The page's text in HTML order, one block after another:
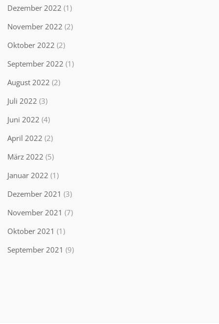
Dezember 2022 (1)
November 2022 (2)
Oktober 2022 (2)
September 2022 (1)
August 2022 (2)
Juli 2022 (3)
Juni 2022 (4)
April 2022 (2)
März 2022 (5)
Januar 2022 (1)
Dezember 2021 (3)
November 2021 (7)
Oktober 2021 (1)
September 2021 (9)